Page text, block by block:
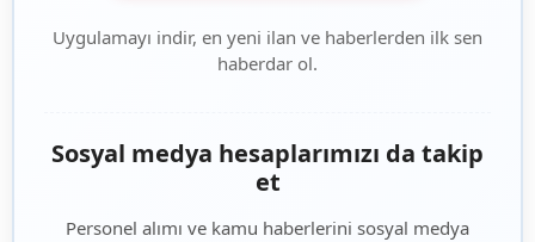
Uygulamayı indir, en yeni ilan ve haberlerden ilk sen
haberdar ol.
Sosyal medya hesaplarımızı da takip
et
Personel alımı ve kamu haberlerini sosyal medya